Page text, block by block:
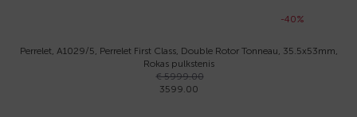
-40%
Perrelet, A1029/5, Perrelet First Class, Double Rotor Tonneau, 35.5x53mm,
Rokas pulkstenis
€ 5999.00
3599.00